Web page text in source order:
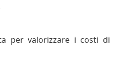
per valorizzare i costi di